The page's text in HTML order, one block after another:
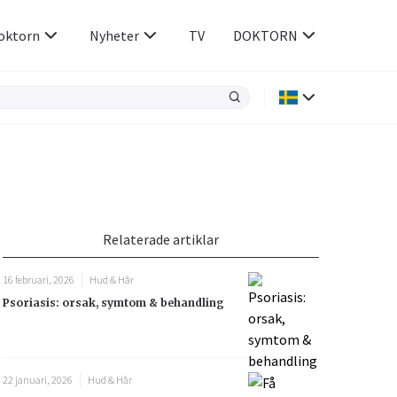
Rökavvänjning
Rörelseapparaten
Sex & Samliv
Sömn & Stress
Nyheter TV DOKTORN
Relaterade artiklar
16 februari, 2026
Hud & Hår
Psoriasis: orsak, symtom & behandling
22 januari, 2026
Hud & Hår